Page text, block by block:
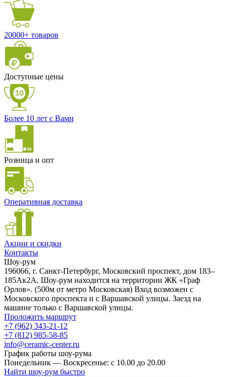
20000+ товаров
Доступные цены
Более 10 лет с Вами
Розница и опт
Оперативная доставка
Акции и скидки
Контакты
Шоу-рум
196066, г. Санкт-Петербург, Московский проспект, дом 183–
185Ак2А. Шоу-рум находится на территории ЖК «Граф
Орлов». (500м от метро Московская) Вход возможен с
Московского проспекта и с Варшавской улицы. Заезд на
машине только с Варшавской улицы.
Проложить маршрут
+7 (962) 343-21-12
+7 (812) 985-58-85
info@ceramic-center.ru
График работы шоу-рума
Понедельник — Воскресенье: с 10.00 до 20.00
Найти шоу-рум быстро